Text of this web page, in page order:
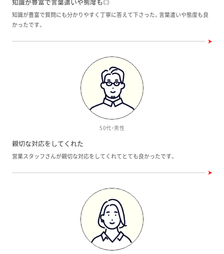
知識が豊富で質問にも分かりやすく丁寧に答えて下さった。言葉遣いや態度も良
かったです。
50代・男性
親切な対応をしてくれた
営業スタッフさんが親切な対応をしてくれてとても良かったです。